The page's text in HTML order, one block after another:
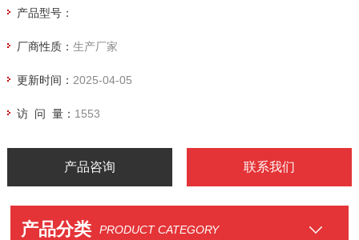
产品型号：
厂商性质： 生产厂家
更新时间： 2025-04-05
访 问 量： 1553
产品咨询 联系我们
产品分类 PRODUCT CATEGORY